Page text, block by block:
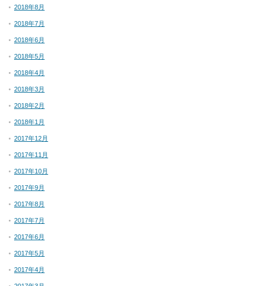
2018年8月
2018年7月
2018年6月
2018年5月
2018年4月
2018年3月
2018年2月
2018年1月
2017年12月
2017年11月
2017年10月
2017年9月
2017年8月
2017年7月
2017年6月
2017年5月
2017年4月